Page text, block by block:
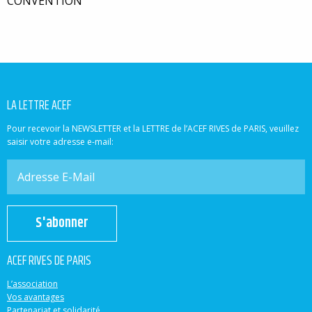
LA LETTRE ACEF
Pour recevoir la NEWSLETTER et la LETTRE de l’ACEF RIVES de PARIS, veuillez
saisir votre adresse e-mail:
S'abonner
ACEF RIVES DE PARIS
L’association
Vos avantages